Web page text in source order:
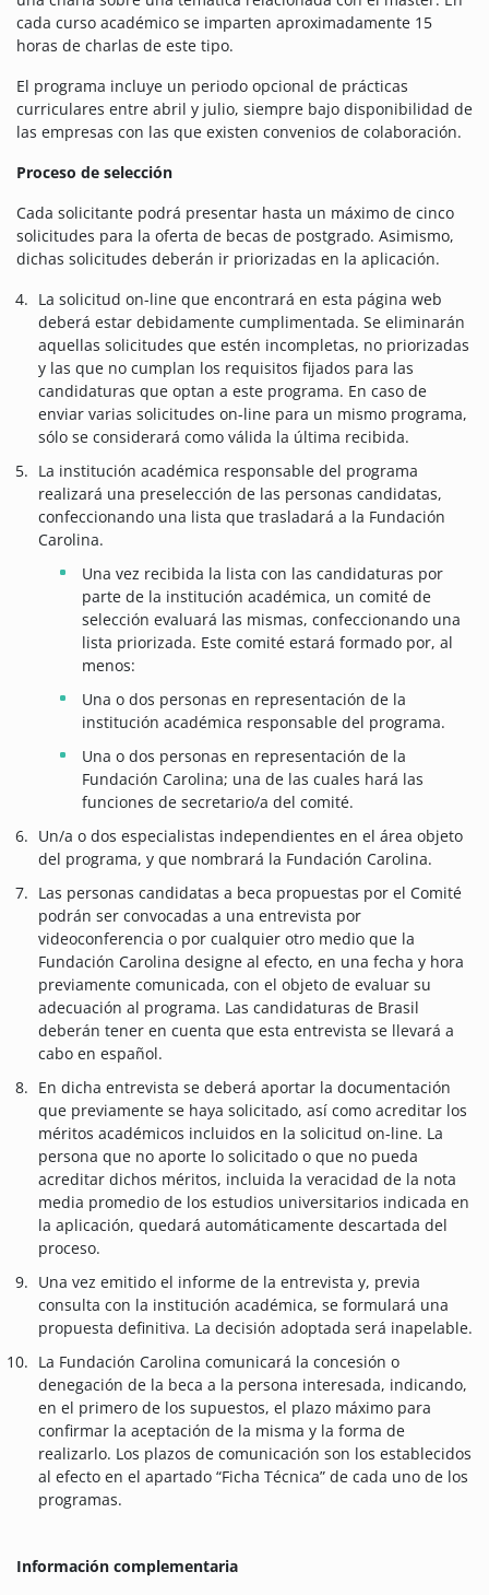
cada curso académico se imparten aproximadamente 15
horas de charlas de este tipo.
El programa incluye un periodo opcional de prácticas
curriculares entre abril y julio, siempre bajo disponibilidad de
las empresas con las que existen convenios de colaboración.
Proceso de selección
Cada solicitante podrá presentar hasta un máximo de cinco
solicitudes para la oferta de becas de postgrado. Asimismo,
dichas solicitudes deberán ir priorizadas en la aplicación.
La solicitud on-line que encontrará en esta página web
deberá estar debidamente cumplimentada. Se eliminarán
aquellas solicitudes que estén incompletas, no priorizadas
y las que no cumplan los requisitos fijados para las
candidaturas que optan a este programa. En caso de
enviar varias solicitudes on-line para un mismo programa,
sólo se considerará como válida la última recibida.
La institución académica responsable del programa
realizará una preselección de las personas candidatas,
confeccionando una lista que trasladará a la Fundación
Carolina.
Una vez recibida la lista con las candidaturas por
parte de la institución académica, un comité de
selección evaluará las mismas, confeccionando una
lista priorizada. Este comité estará formado por, al
menos:
Una o dos personas en representación de la
institución académica responsable del programa.
Una o dos personas en representación de la
Fundación Carolina; una de las cuales hará las
funciones de secretario/a del comité.
Un/a o dos especialistas independientes en el área objeto
del programa, y que nombrará la Fundación Carolina.
Las personas candidatas a beca propuestas por el Comité
podrán ser convocadas a una entrevista por
videoconferencia o por cualquier otro medio que la
Fundación Carolina designe al efecto, en una fecha y hora
previamente comunicada, con el objeto de evaluar su
adecuación al programa. Las candidaturas de Brasil
deberán tener en cuenta que esta entrevista se llevará a
cabo en español.
En dicha entrevista se deberá aportar la documentación
que previamente se haya solicitado, así como acreditar los
méritos académicos incluidos en la solicitud on-line. La
persona que no aporte lo solicitado o que no pueda
acreditar dichos méritos, incluida la veracidad de la nota
media promedio de los estudios universitarios indicada en
la aplicación, quedará automáticamente descartada del
proceso.
Una vez emitido el informe de la entrevista y, previa
consulta con la institución académica, se formulará una
propuesta definitiva. La decisión adoptada será inapelable.
La Fundación Carolina comunicará la concesión o
denegación de la beca a la persona interesada, indicando,
en el primero de los supuestos, el plazo máximo para
confirmar la aceptación de la misma y la forma de
realizarlo. Los plazos de comunicación son los establecidos
al efecto en el apartado “Ficha Técnica” de cada uno de los
programas.
Información complementaria